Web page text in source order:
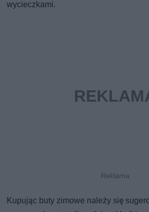
wycieczkami.
Kupując buty zimowe należy się